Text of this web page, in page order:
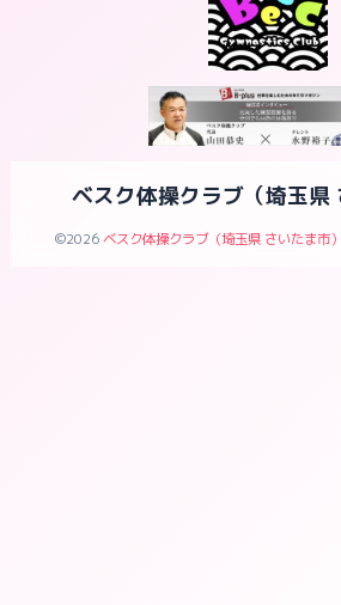
ベスク体操クラブ（埼玉県
©2026ベスク体操クラブ（埼玉県 さいたま市）